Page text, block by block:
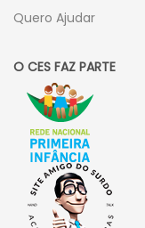
Quero Ajudar
O CES FAZ PARTE